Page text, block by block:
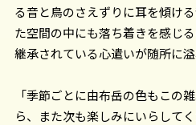
る音と鳥のさえずりに耳を傾け
た空間の中にも落ち着きを感じ
継承されている心遣いが随所に
「季節ごとに由布岳の色もこの
ら、また次も楽しみにいらして